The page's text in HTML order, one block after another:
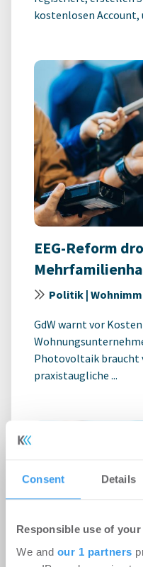
Consent Details
Responsible use of your
We and our 1 partners
kostenlosen Account,
EEG-Reform
Politik |
GdW warnt vor
Photovoltaik braucht
praxistaugliche ...